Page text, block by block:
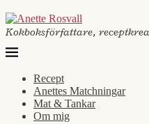
Kokboksförfattare,
Recept
Anettes Matchningar
Mat & Tankar
Om mig